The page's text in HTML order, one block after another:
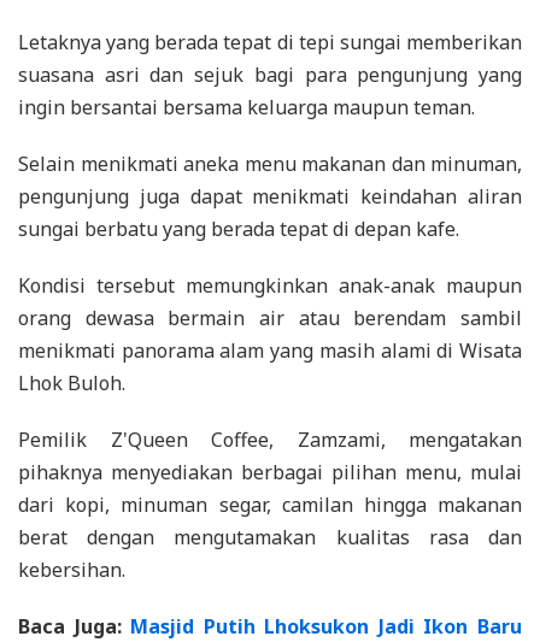
Letaknya yang berada tepat di tepi sungai memberikan
suasana asri dan sejuk bagi para pengunjung yang
ingin bersantai bersama keluarga maupun teman.
Selain menikmati aneka menu makanan dan minuman,
pengunjung juga dapat menikmati keindahan aliran
sungai berbatu yang berada tepat di depan kafe.
Kondisi tersebut memungkinkan anak-anak maupun
orang dewasa bermain air atau berendam sambil
menikmati panorama alam yang masih alami di Wisata
Lhok Buloh.
Pemilik Z'Queen Coffee, Zamzami, mengatakan
pihaknya menyediakan berbagai pilihan menu, mulai
dari kopi, minuman segar, camilan hingga makanan
berat dengan mengutamakan kualitas rasa dan
kebersihan.
Baca Juga: Masjid Putih Lhoksukon Jadi Ikon Baru